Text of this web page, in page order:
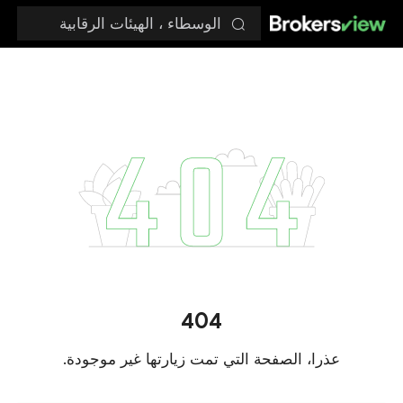
الوسطاء ، الهيئات الرقابية
404
عذرا، الصفحة التي تمت زيارتها غير موجودة.